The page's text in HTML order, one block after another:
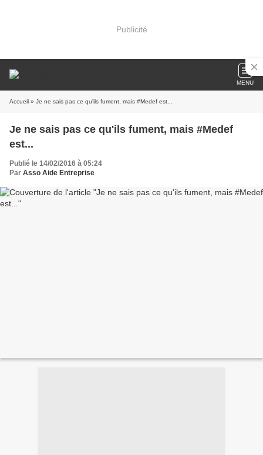
Publicité
MENU
Accueil » Je ne sais pas ce qu'ils fument, mais #Medef est...
Je ne sais pas ce qu'ils fument, mais #Medef
est...
Publié le 14/02/2016 à 05:24
Par Asso Aide Entreprise